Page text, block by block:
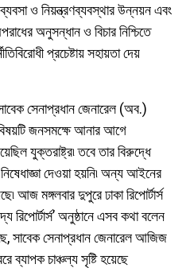
ও নিয়ন্ত্রণব্যবস্থার উন্নয়ন এবং
অনুসন্ধান ও বিচার নিশ্চিতে
প্রচেষ্টায় সহায়তা দেয়
সেনাপ্রধান জেনারেল (অব.)
জনসমক্ষে আনার আগে
যুক্তরাষ্ট্র৷ তবে তার বিরুদ্ধে
দেওয়া হয়নি৷ অন্য আইনের
আজ মঙ্গলবার দুপুরে ঢাকা রিপোর্টার্স
অনুষ্ঠানে এসব কথা বলেন
সাবেক সেনাপ্রধান জেনারেল আজিজ
ব্যাপক চাঞ্চল্য সৃষ্টি হয়েছে